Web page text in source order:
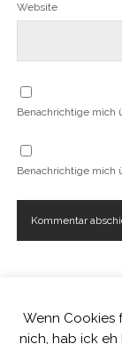
Website
Benachrichtige mich
Benachrichtige mich
Wenn Cookies
nich, hab ick